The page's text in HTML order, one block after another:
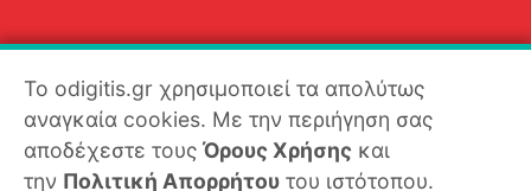
Το odigitis.gr χρησιμοποιεί τα απολύτως
αναγκαία cookies. Με την περιήγηση σας
αποδέχεστε τους Όρους Χρήσης και
την Πολιτική Απορρήτου του ιστότοπου.